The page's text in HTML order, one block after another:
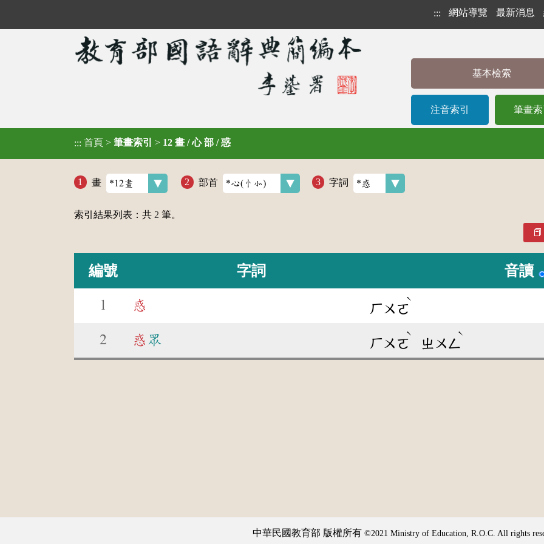
::: 網站導覽 最新消息
基本檢索
注音索引 筆畫索
::: 首頁 > 筆畫索引 > 12 畫 / 心 部 / 惑
畫 部首 字詞
索引結果列表：共 2 筆。
編號 字詞 音讀
1 惑 ㄏㄨㄛ
ˋ
2 惑 眾 ㄏㄨㄛ
ˋ
ㄓㄨㄥ
ˋ
中華民國教育部 版權所有 ©2021 Ministry of Education, R.O.C. All rights